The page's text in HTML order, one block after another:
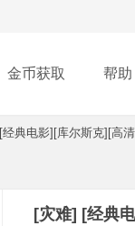
金币获取 帮助
[经典电影][库尔斯克][高
[灾难] [经典